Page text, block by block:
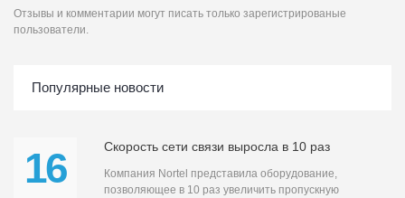
Отзывы и комментарии могут писать только зарегистрированые
пользователи.
Популярные новости
16 Скорость сети связи выросла в 10 раз
Компания Nortel представила оборудование,
позволяющее в 10 раз увеличить пропускную